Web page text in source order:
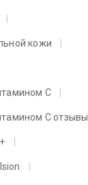
кожи
C
C отзывы